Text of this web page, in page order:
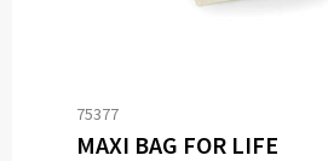
75377
MAXI BAG FOR LIFE